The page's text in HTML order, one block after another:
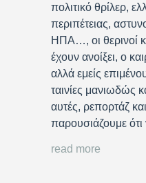
πολιτικό θρίλερ,
περιπέτειας,
ΗΠΑ…, οι θερινοί
έχουν ανοίξει, ο
αλλά εμείς
ταινίες μανιωδώς
αυτές, ρεπορτάζ
παρουσιάζουμε ότι
read more